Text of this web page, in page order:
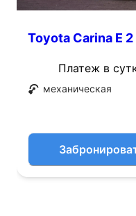
Toyota Carina E
Платеж в
механическая